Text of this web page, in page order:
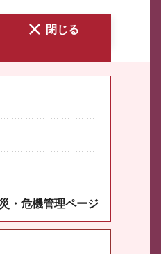
閉じる
・危機管理ページ